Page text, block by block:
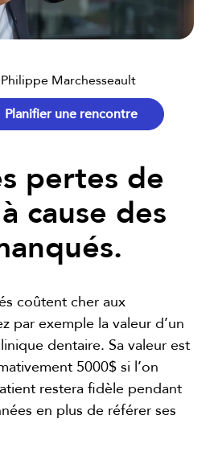
Marchesseault
Planifier une rencontre
pertes de
cause des
coûtent cher aux
par exemple la valeur d’un
dentaire. Sa valeur est
5000$ si l’on
restera fidèle pendant
en plus de référer ses